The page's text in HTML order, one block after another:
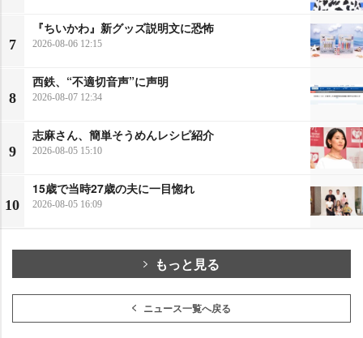
7
『ちいかわ』新グッズ説明文に恐怖
2026-08-06 12:15
8
西鉄、“不適切音声”に声明
2026-08-07 12:34
9
志麻さん、簡単そうめんレシピ紹介
2026-08-05 15:10
10
15歳で当時27歳の夫に一目惚れ
2026-08-05 16:09
もっと見る
ニュース一覧へ戻る